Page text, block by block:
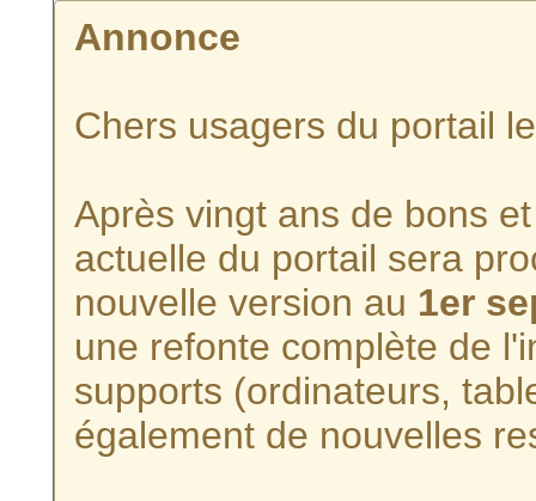
Annonce
Chers usagers du portail
Après vingt ans de bons
actuelle du portail sera
nouvelle version au 1er
une refonte complète de
supports (ordinateurs,
également de nouvelles